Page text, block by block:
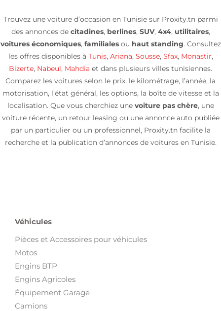
Trouvez une voiture d’occasion en Tunisie sur Proxity.tn parmi
des annonces de citadines, berlines,SUV, 4x4, utilitaires,
voitures économiques,familialesou haut standing. Consultez
les offres disponibles à Tunis, Ariana, Sousse, Sfax, Monastir,
Bizerte, Nabeul, Mahdia et dans plusieurs villes tunisiennes.
Comparez les voitures selon le prix, le kilométrage, l’année, la
motorisation, l’état général, les options, la boîte de vitesse et la
localisation. Que vous cherchiez une voiture pas chère, une
voiture récente, un retour leasing ou une annonce auto publiée
par un particulier ou un professionnel, Proxity.tn facilite la
recherche et la publication d’annonces de voitures en Tunisie.
Véhicules
Pièces et Accessoires pour véhicules
Motos
Engins BTP
Engins Agricoles
Équipement Garage
Camions